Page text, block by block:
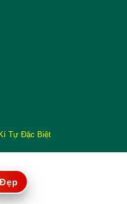
Tự Đặc Biệt